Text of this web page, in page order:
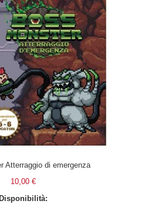
Atterraggio di emergenza
10,00 €
Disponibilità: